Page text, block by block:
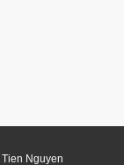
Tien Nguyen